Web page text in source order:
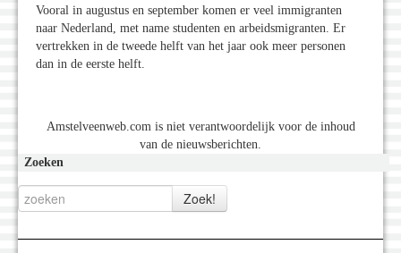
Vooral in augustus en september komen er veel immigranten
naar Nederland, met name studenten en arbeidsmigranten. Er
vertrekken in de tweede helft van het jaar ook meer personen
dan in de eerste helft.
Amstelveenweb.com is niet verantwoordelijk voor de inhoud
van de nieuwsberichten.
Zoeken